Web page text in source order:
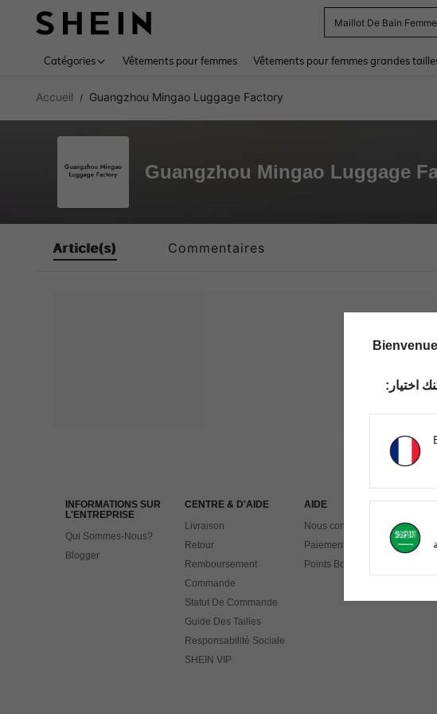
Maillot De Bain Femme
Catégories Vêtements pour femmes Vêtements pour femmes grandes
Accueil / Guangzhou Mingao Luggage Factory
Guangzhou Mingao Luggage
Article(s) Commentaires
Aucun
INFORMATIONS SUR
L'ENTREPRISE
Qui Sommes-Nous?
Blogger
CENTRE & D'AIDE
Livraison
Retour
Remboursement
Commande
Statut De Commande
Guide Des Tailles
Responsabilité Sociale
SHEIN VIP
AIDE
Nous contacter
Paiement
Points Bonus
اختيار: